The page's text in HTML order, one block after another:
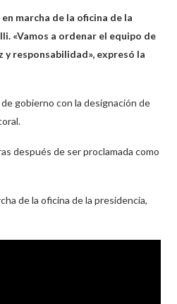
marcha de la oficina de la
«Vamos a ordenar el equipo de
responsabilidad», expresó la
gobierno con la designación de
después de ser proclamada como
de la oficina de la presidencia,